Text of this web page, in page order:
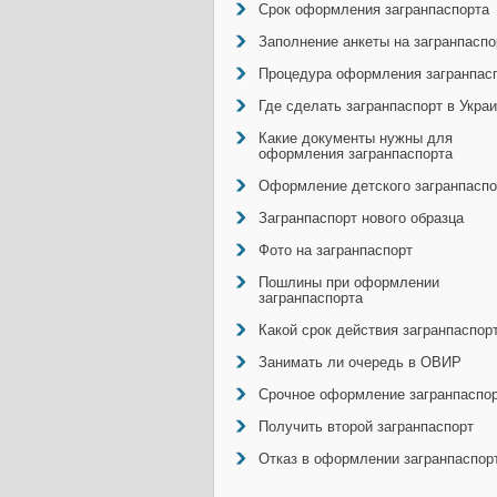
Срок оформления загранпаспорта
Заполнение анкеты на
Процедура оформления
Где сделать загранпаспорт в
Какие документы нужны для
оформления загранпаспорта
Оформление детского
Загранпаспорт нового образца
Фото на загранпаспорт
Пошлины при оформлении
загранпаспорта
Какой срок действия
Занимать ли очередь в ОВИР
Срочное оформление
Получить второй загранпаспорт
Отказ в оформлении